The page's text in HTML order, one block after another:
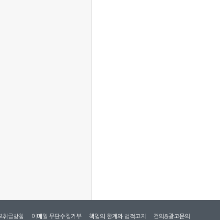
취급방침 이메일 무단수집거부 책임의 한계와 법적고지 건의&광고문의